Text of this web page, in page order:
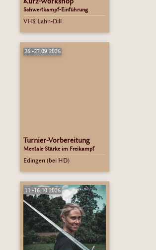
Schwertkampf-Einführung
VHS Lahn-Dill
26.-27.09.2026
Turnier-Vorbereitung
Mentale Stärke im Freikampf
Edingen (bei HD)
11.-16.10.2026